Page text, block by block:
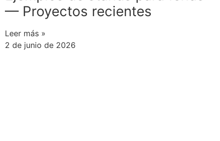
— Proyectos recientes
Leer más »
2 de junio de 2026